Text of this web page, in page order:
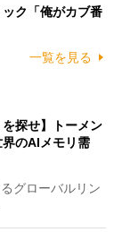
ク「俺がカブ番
一覧を見る
を探せ】トーメン
のAIメモリ需
グローバルリン